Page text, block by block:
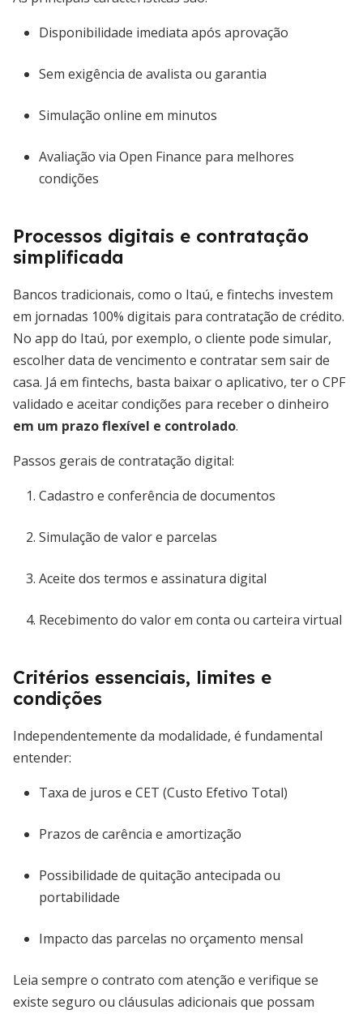
Disponibilidade imediata após aprovação
Sem exigência de avalista ou garantia
Simulação online em minutos
Avaliação via Open Finance para melhores
condições
Processos digitais e contratação
simplificada
Bancos tradicionais, como o Itaú, e fintechs investem
em jornadas 100% digitais para contratação de crédito.
No app do Itaú, por exemplo, o cliente pode simular,
escolher data de vencimento e contratar sem sair de
casa. Já em fintechs, basta baixar o aplicativo, ter o CPF
validado e aceitar condições para receber o dinheiro
em um prazo flexível e controlado.
Passos gerais de contratação digital:
Cadastro e conferência de documentos
Simulação de valor e parcelas
Aceite dos termos e assinatura digital
Recebimento do valor em conta ou carteira virtual
Critérios essenciais, limites e
condições
Independentemente da modalidade, é fundamental
entender:
Taxa de juros e CET (Custo Efetivo Total)
Prazos de carência e amortização
Possibilidade de quitação antecipada ou
portabilidade
Impacto das parcelas no orçamento mensal
Leia sempre o contrato com atenção e verifique se
existe seguro ou cláusulas adicionais que possam